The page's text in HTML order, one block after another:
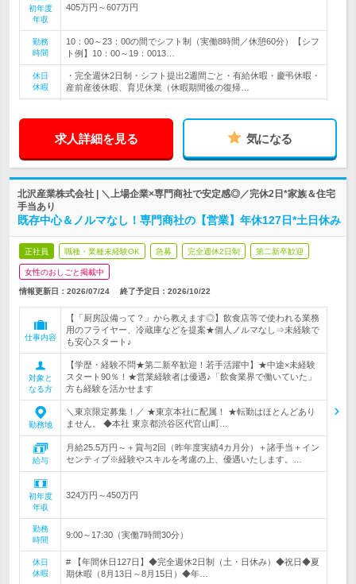
初年度
年収
405万円～607万円
勤務
時間
10：00～23：00の間でシフト制（実働8時間／休憩60分）【シフ
ト例】10：00～19：0013…
休日
休暇
・完全週休2日制・シフト提出2週間ごと・有給休暇・慶弔休暇・
産前産後休暇、育児休業（休暇期間後の復帰…
求人詳細を見る 気になる
北沢産業株式会社 | ＼上場企業×専門商社で安定感◎／完休2日*家族＆住宅
手当あり
既存中心＆ノルマなし！専門商社の【営業】年休127日*土日休み
正社員 職種・業種未経験OK 急募 完全週休2日制 第二新卒歓迎
女性のおしごと掲載中
情報更新日：2026/07/24 終了予定日： 2026/10/22
仕事内容
【「厨房設備って？」から教えます◎】飲食店等で使われる業務
用のフライヤー、冷蔵庫などを提案★個人ノルマなし⇒未経験で
も安心スタート♪
対象と
なる方
【学歴・経験不問★第二新卒歓迎！若手活躍中】★中途×未経験
スタート90％！★営業経験者は優遇♪「飲食業界で働いていた」
方も経験を活かせます
勤務地
＼東京限定募集！／ ★東京本社に配属！ ★転勤はほとんどあり
ません。 ◆本社 東京都渋谷区代官山町…
給与
月給25.5万円～＋賞与2回（昨年度実績4カ月分）＋諸手当＋イン
センティブ※経験やスキルを考慮の上、優遇いたします。…
初年度
年収
324万円～450万円
勤務
時間
9:00～17:30（実働7時間30分）
休日
休暇
# 【年間休日127日】◆完全週休2日制（土・日休み）◆祝日◆夏
期休暇（8月13日～8月15日）◆年…